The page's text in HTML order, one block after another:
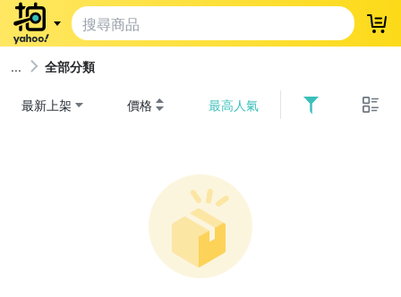
登
全部分類
最新上架 價格 最高人氣